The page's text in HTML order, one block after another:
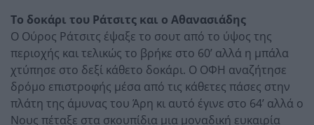
Το δοκάρι του Ράτσιτς και ο Αθανασιάδης
Ο Ούρος Ράτσιτς έψαξε το σουτ από το ύψος της
περιοχής και τελικώς το βρήκε στο 60’ αλλά η μπάλα
χτύπησε στο δεξί κάθετο δοκάρι. Ο ΟΦΗ αναζήτησε
δρόμο επιστροφής μέσα από τις κάθετες πάσες στην
πλάτη της άμυνας του Άρη κι αυτό έγινε στο 64’ αλλά ο
Νους πέταξε στα σκουπίδια μια μοναδική ευκαιρία